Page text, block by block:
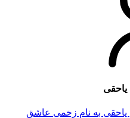
یاحقی به نام زخمی عاشق